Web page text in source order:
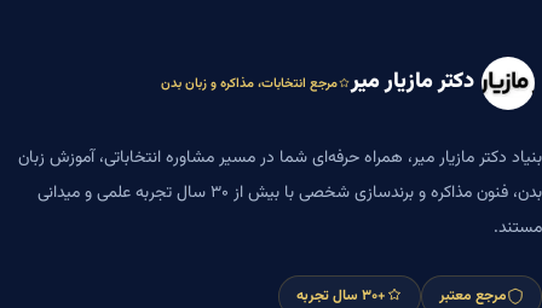
دکتر مازیار میر مرجع انتخابات، مذاکره و زبان بدن
بنیاد دکتر مازیار میر، همراه حرفه‌ای شما در مسیر مشاوره انتخاباتی، آموزش زبان
بدن، فنون مذاکره و برندسازی شخصی با بیش از ۳۰ سال تجربه علمی و میدانی
مستند.
مرجع معتبر +۳۰ سال تجربه